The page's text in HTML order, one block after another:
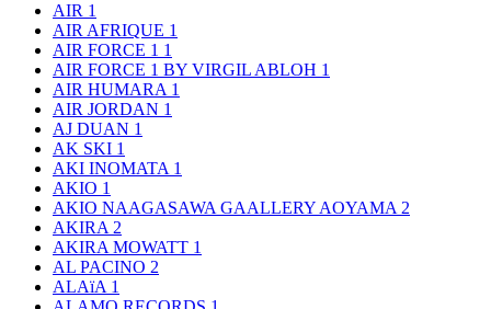
AIR 1
AIR AFRIQUE 1
AIR FORCE 1 1
AIR FORCE 1 BY VIRGIL ABLOH 1
AIR HUMARA 1
AIR JORDAN 1
AJ DUAN 1
AK SKI 1
AKI INOMATA 1
AKIO 1
AKIO NAAGASAWA GAALLERY AOYAMA2
AKIRA2
AKIRA MOWATT 1
AL PACINO 2
ALAïA 1